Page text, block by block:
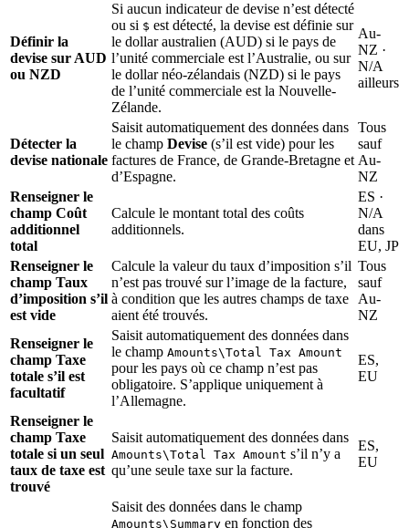
Définir la
devise sur AUD
ou NZD
Si aucun indicateur de devise n’est détecté
ou si $ est détecté, la devise est définie sur
le dollar australien (AUD) si le pays de
l’unité commerciale est l’Australie, ou sur
le dollar néo-zélandais (NZD) si le pays
de l’unité commerciale est la Nouvelle-
Zélande.
Au-
NZ ·
N/A
ailleurs
Détecter la
devise nationale
Saisit automatiquement des données dans
le champ Devise (s’il est vide) pour les
factures de France, de Grande-Bretagne et
d’Espagne.
Tous
sauf
Au-
NZ
Renseigner le
champ Coût
additionnel
total
Calcule le montant total des coûts
additionnels.
ES ·
N/A
dans
EU, JP
Renseigner le
champ Taux
d’imposition s’il
est vide
Calcule la valeur du taux d’imposition s’il
n’est pas trouvé sur l’image de la facture,
à condition que les autres champs de taxe
aient été trouvés.
Tous
sauf
Au-
NZ
Renseigner le
champ Taxe
totale s’il est
facultatif
Saisit automatiquement des données dans
le champ Amounts\Total Tax Amount
pour les pays où ce champ n’est pas
obligatoire. S’applique uniquement à
l’Allemagne.
ES,
EU
Renseigner le
champ Taxe
totale si un seul
taux de taxe est
trouvé
Saisit automatiquement des données dans
Amounts\Total Tax Amount s’il n’y a
qu’une seule taxe sur la facture.
ES,
EU
Saisit des données dans le champ
Amounts\Summary en fonction des